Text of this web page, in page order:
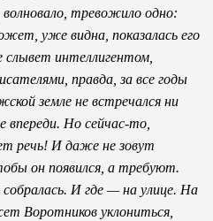
тревожило одно:
уже видна, показалась его
слывет интеллигентом,
правда, за все годы
земле не встречался ни
впереди. Но сейчас-то,
речь! И даже не зовут
он появился, а требуют.
И где — на улице. На
Воротников уклониться,